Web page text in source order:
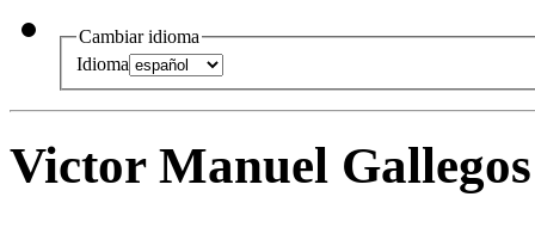
Cambiar idioma
Idioma
Victor Manuel